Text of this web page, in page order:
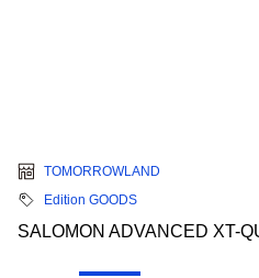
TOMORROWLAND
Edition GOODS
SALOMON ADVANCED XT-